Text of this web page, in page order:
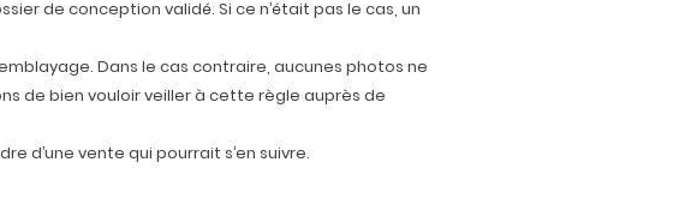
de conception validé. Si ce n’était pas le cas, un
Dans le cas contraire, aucunes photos ne
de bien vouloir veiller à cette règle auprès de
d’une vente qui pourrait s’en suivre.